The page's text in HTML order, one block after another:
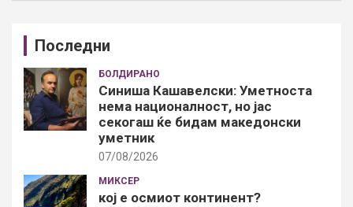
Последни
БОЛДИРАНО
Синиша Кашавелски: Уметноста
нема националност, но јас
секогаш ќе бидам македонски
уметник
07/08/2026
МИКСЕР
кој е осмиот континент?